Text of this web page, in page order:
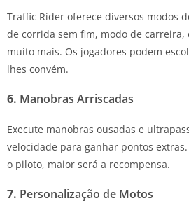
Traffic Rider oferece diversos modos
de corrida sem fim, modo de
muito mais. Os jogadores podem
lhes convém.
6. Manobras Arriscadas
Execute manobras ousadas e
velocidade para ganhar pontos
o piloto, maior será a recompensa.
7. Personalização de Motos